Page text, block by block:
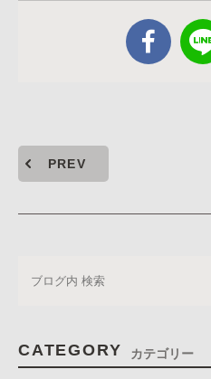
PREV
CATEGORY カテゴリー